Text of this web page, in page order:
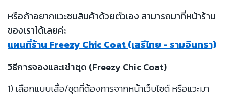
หรือถ้าอยากแวะชมสินค้าด้วยตัวเอง สามารถมาที่หน้าร้าน
ของเราได้เลยค่ะ
แผนที่ร้าน Freezy Chic Coat (เสรีไทย - รามอินทรา)
วิธีการจองและเช่าชุด (Freezy Chic Coat)
1) เลือกแบบเสื้อ/ชุดที่ต้องการจากหน้าเว็บไซต์ หรือแวะมา